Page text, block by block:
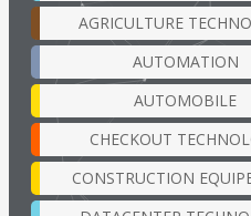
AGRICULTURE
AUTOMATION
AUTOMOBILE
CHECKOUT
CONSTRUCTION